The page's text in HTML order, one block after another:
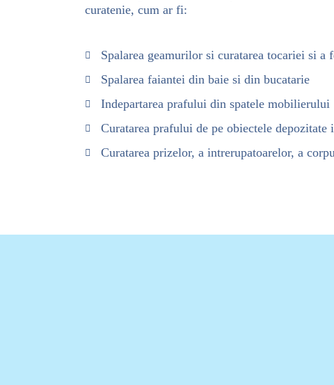
curatenie, cum ar fi:
Spalarea geamurilor si curatarea tocariei si a
Spalarea faiantei din baie si din bucatarie
Indepartarea prafului din spatele mobilierului
Curatarea prafului de pe obiectele depozitate
Curatarea prizelor, a intrerupatoarelor, a